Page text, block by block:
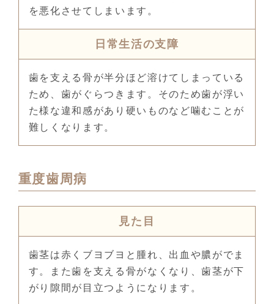
を悪化させてしまいます。
日常生活の支障
歯を支える骨が半分ほど溶けてしまっている
ため、歯がぐらつきます。そのため歯が浮い
た様な違和感があり硬いものなど噛むことが
難しくなります。
重度歯周病
見た目
歯茎は赤くブヨブヨと腫れ、出血や膿がでま
す。また歯を支える骨がなくなり、歯茎が下
がり隙間が目立つようになります。